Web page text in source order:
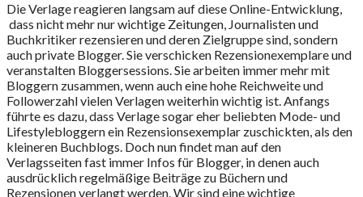
Die Verlage reagieren langsam auf diese Online-Entwicklung,
dass nicht mehr nur wichtige Zeitungen, Journalisten und
Buchkritiker rezensieren und deren Zielgruppe sind, sondern
auch private Blogger. Sie verschicken Rezensionexemplare und
veranstalten Bloggersessions. Sie arbeiten immer mehr mit
Bloggern zusammen, wenn auch eine hohe Reichweite und
Followerzahl vielen Verlagen weiterhin wichtig ist. Anfangs
führte es dazu, dass Verlage sogar eher beliebten Mode- und
Lifestylebloggern ein Rezensionsexemplar zuschickten, als den
kleineren Buchblogs. Doch nun findet man auf den
Verlagsseiten fast immer Infos für Blogger, in denen auch
ausdrücklich regelmäßige Beiträge zu Büchern und
Rezensionen verlangt werden. Wir sind eine wichtige